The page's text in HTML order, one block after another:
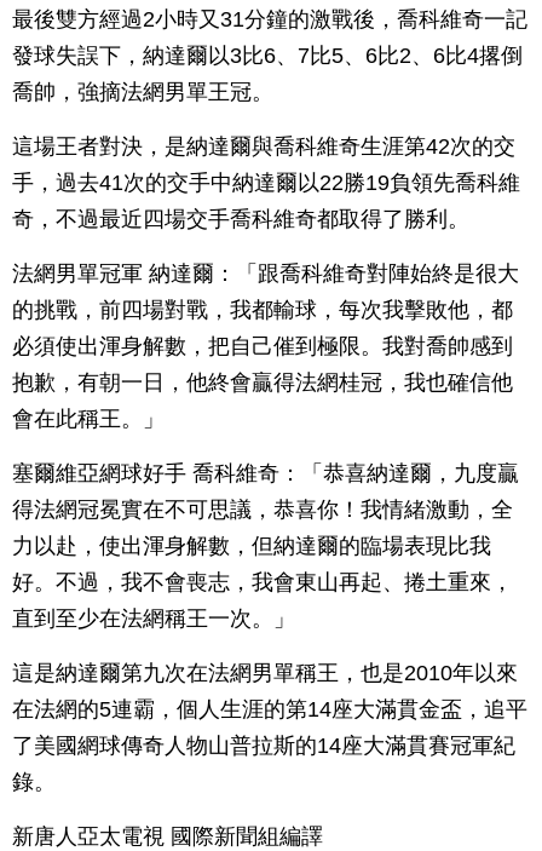
最後雙方經過2小時又31分鐘的激戰後，喬科維奇一記
發球失誤下，納達爾以3比6、7比5、6比2、6比4撂倒
喬帥，強摘法網男單王冠。
這場王者對決，是納達爾與喬科維奇生涯第42次的交
手，過去41次的交手中納達爾以22勝19負領先喬科維
奇，不過最近四場交手喬科維奇都取得了勝利。
法網男單冠軍 納達爾：「跟喬科維奇對陣始終是很大
的挑戰，前四場對戰，我都輸球，每次我擊敗他，都
必須使出渾身解數，把自己催到極限。我對喬帥感到
抱歉，有朝一日，他終會贏得法網桂冠，我也確信他
會在此稱王。」
塞爾維亞網球好手 喬科維奇：「恭喜納達爾，九度贏
得法網冠冕實在不可思議，恭喜你！我情緒激動，全
力以赴，使出渾身解數，但納達爾的臨場表現比我
好。不過，我不會喪志，我會東山再起、捲土重來，
直到至少在法網稱王一次。」
這是納達爾第九次在法網男單稱王，也是2010年以來
在法網的5連霸，個人生涯的第14座大滿貫金盃，追平
了美國網球傳奇人物山普拉斯的14座大滿貫賽冠軍紀
錄。
新唐人亞太電視 國際新聞組編譯